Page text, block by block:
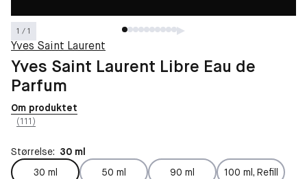
1 / 1
Yves Saint Laurent
Yves Saint Laurent Libre Eau de
Parfum
Om produktet
(111)
Størrelse: 30 ml
30 ml
50 ml 90 ml
100 ml, Refill